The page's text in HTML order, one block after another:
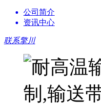
公司简介
资讯中心
联系擎川